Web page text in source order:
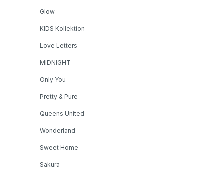
Glow
KIDS Kollektion
Love Letters
MIDNIGHT
Only You
Pretty & Pure
Queens United
Wonderland
Sweet Home
Sakura